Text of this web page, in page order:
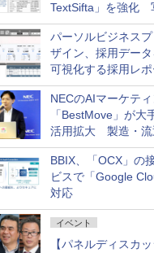
TextSifta」を強化
のデータ化などに
パーソルビジネス
ザイン、採用データ
可視化する採用レポ
化サービスを提供
NECのAIマーケテ
「BestMove」が大
活用拡大 製造・流
企業・広告代理店
フェーズへ
BBIX、「OCX」の
ビスで「Google
対応
イベント
【パネルディスカッ